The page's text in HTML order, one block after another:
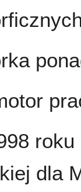
roku
dla